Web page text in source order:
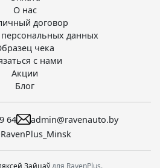
О нас
договор
данных
чека
с нами
Акции
Блог
64
admin@ravenauto.by
Зайцаўдля RavenPlus.